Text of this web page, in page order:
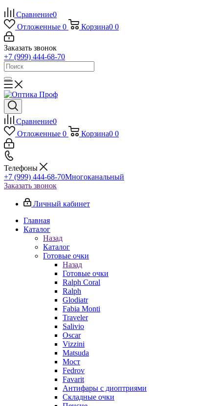
Сравнение0
Отложенные 0 Корзина0 0
Заказать звонок
+7 (999) 444-68-70
Сравнение0
Отложенные 0 Корзина0 0
Телефоны
+7 (999) 444-68-70Многоканальный
Заказать звонок
Личный кабинет
Главная
Каталог
Назад
Каталог
Готовые очки
Назад
Готовые очки
Ralph Coral
Ralph
Glodiatr
Fabia Monti
Traveler
Salivio
Oscar
Vizzini
Matsuda
Мост
Fedrov
Favarit
Антифары с диоптриями
Складные очки